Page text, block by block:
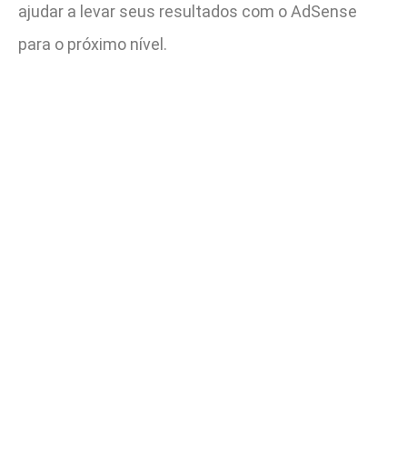
ajudar a levar seus resultados com o AdSense
para o próximo nível.